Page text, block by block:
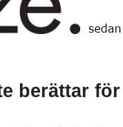
berättar